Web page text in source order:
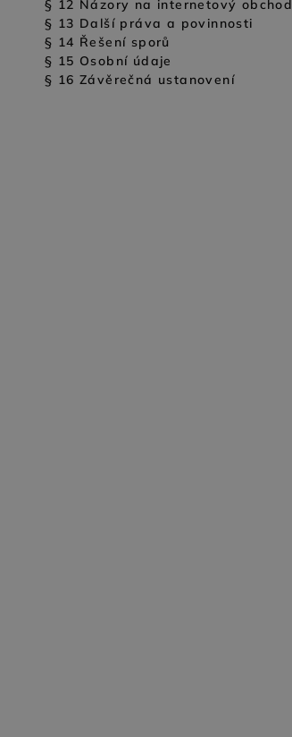
§ 12 Názory na internetový obchod
§ 13 Další práva a povinnosti
§ 14 Řešení sporů
§ 15 Osobní údaje
§ 16 Závěrečná ustanovení